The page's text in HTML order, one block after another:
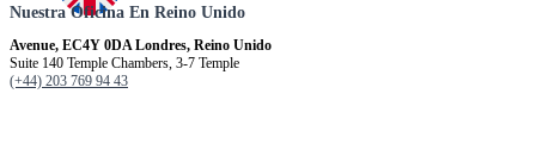
Nuestra Oficina En Reino Unido
Avenue, EC4Y 0DA Londres, Reino Unido
Suite 140 Temple Chambers, 3-7 Temple
(+44) 203 769 94 43